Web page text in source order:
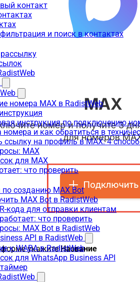
контакт
и поиск в контактах
номера MAX в RadistWeb
инструкция по подключению
номера и как обратиться в
ссылку на профиль в MAX: 4
MAX
для MAX
что проверить
по созданию MAX Bot
MAX Bot в RadistWeb
кода для отправки клиентам
что проверить
MAX Bot в RadistWeb
API в RadistWeb
к WABA в RadistWeb
для WhatsApp Business API
укажитеНазвание